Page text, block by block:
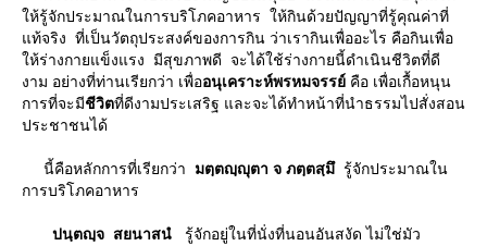
ห้รู้จักประมาณในการบริโภคอาหาร ให้กินด้วยปัญญาที่รู้คุณค่าที่
ท้จริง ที่เป็นวัตถุประสงค์ของการกิน ว่าเรากินเพื่ออะไร คือกินเพื่อ
ห้ร่างกายแข็งแรง มีสุขภาพดี จะได้ใช้ร่างกายนี้ดําเนินชีวิตที่ดี
งาม อย่างที่ท่านเรียกว่า เพื่ออนุเคราะห์พรหมจรรย์ คือ เพื่อเกื้อหนุน
การที่จะมีชีวิตที่ดีงามประเสริฐ และจะได้ทําหน้าที่นําธรรมไปสั่งสอน
ประชาชนได้
นี้คือหลักการที่เรียกว่า มตฺตญฺญุตา จ ภตฺตสฺมึ รู้จักประมาณใน
การบริโภคอาหาร
ปนฺตญฺจ สยนาสนํ รู้จักอยู่ในที่นั่งที่นอนอันสงัด ไม่ใช่มัว